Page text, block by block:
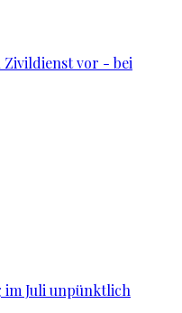
vor - bei
im Juli unpünktlich